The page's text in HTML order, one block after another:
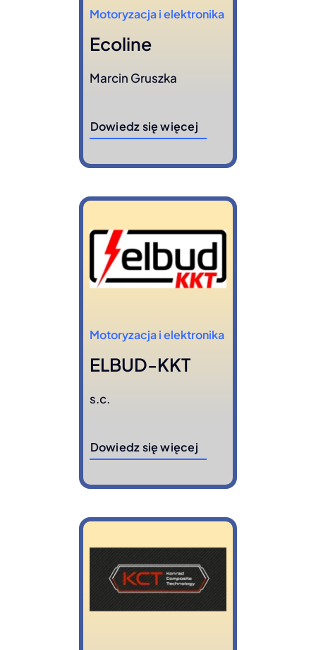
Motoryzacja i elektronika
Ecoline
Marcin Gruszka
Dowiedz się więcej
Motoryzacja i elektronika
ELBUD-KKT
s.c.
Dowiedz się więcej